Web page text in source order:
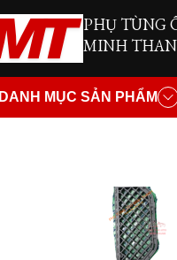
PHỤ TÙNG
MINH
DANH MỤC SẢN PHẨM